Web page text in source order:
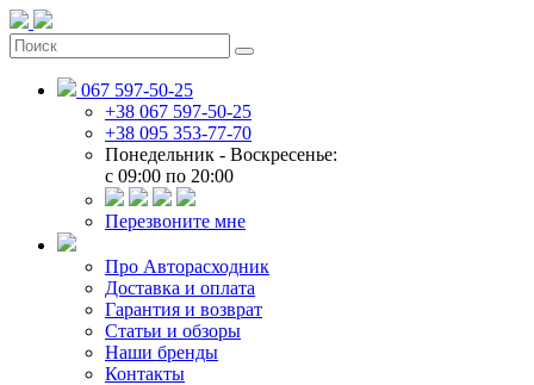
067 597-50-25
+38 067 597-50-25
+38 095 353-77-70
Понедельник - Воскресенье:
c 09:00 по 20:00
Перезвоните мне
Про Авторасходник
Доставка и оплата
Гарантия и возврат
Статьи и обзоры
Наши бренды
Контакты